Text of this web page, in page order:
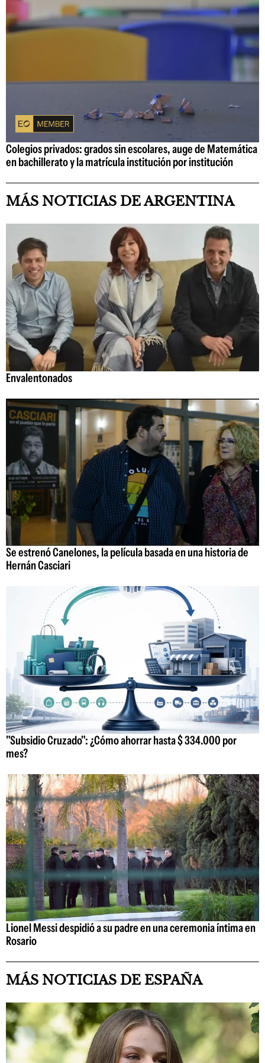
Colegios privados: grados sin escolares, auge de Matemática
en bachillerato y la matrícula institución por institución
MÁS NOTICIAS DE ARGENTINA
Envalentonados
Se estrenó Canelones, la película basada en una historia de
Hernán Casciari
"Subsidio Cruzado": ¿Cómo ahorrar hasta $ 334.000 por
mes?
Lionel Messi despidió a su padre en una ceremonia íntima en
Rosario
MÁS NOTICIAS DE ESPAÑA